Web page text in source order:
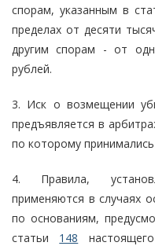
спорам, указанным в
пределах от десяти
другим спорам - от
рублей.
3. Иск о возмещении
предъявляется в
по которому
4. Правила,
применяются в случаях
по основаниям,
статьи 148